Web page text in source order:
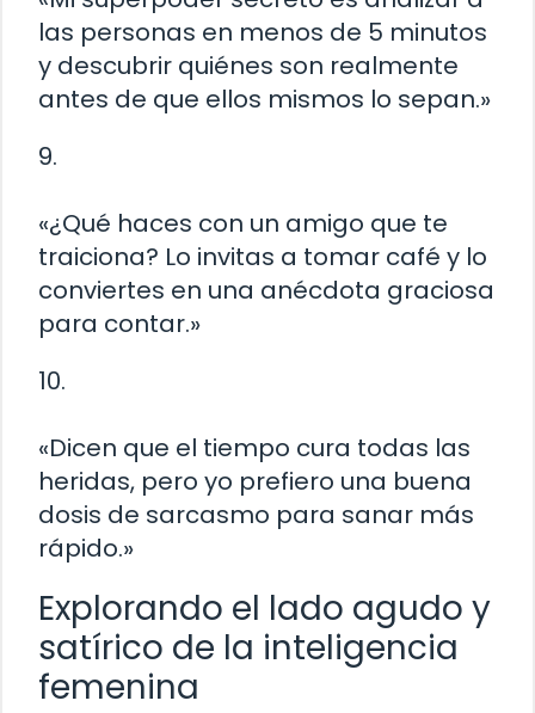
las personas en menos de 5 minutos
y descubrir quiénes son realmente
antes de que ellos mismos lo sepan.»
9.
«¿Qué haces con un amigo que te
traiciona? Lo invitas a tomar café y lo
conviertes en una anécdota graciosa
para contar.»
10.
«Dicen que el tiempo cura todas las
heridas, pero yo prefiero una buena
dosis de sarcasmo para sanar más
rápido.»
Explorando el lado agudo y
satírico de la inteligencia
femenina